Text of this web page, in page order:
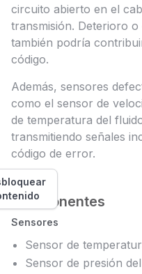
circuito abierto en el
transmisión. Deterioro
también podría
código.
Además, sensores
como el sensor de
de temperatura del
transmitiendo señales
código de error.
Componentes
Sensores
Sensor de
Sensor de presión